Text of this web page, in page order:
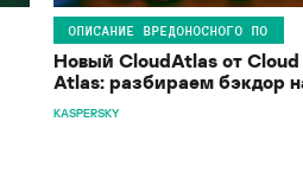
ОПИСАНИЕ ВРЕДОНОСНОГО ПО
Новый CloudAtlas от Cloud
Atlas: разбираем бэкдор
KASPERSKY